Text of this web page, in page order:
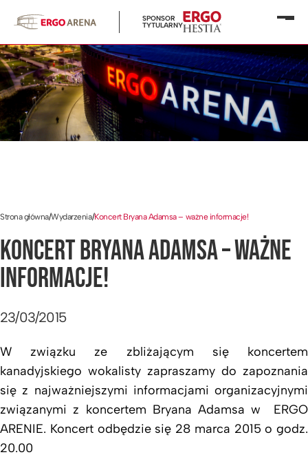
SPONSOR
TYTULARNY
Strona główna/Wydarzenia/Koncert Bryana Adamsa – ważne informacje!
KONCERT BRYANA ADAMSA – WAŻNE
INFORMACJE!
23/03/2015
W związku ze zbliżającym się koncertem
kanadyjskiego wokalisty zapraszamy do zapoznania
się z najważniejszymi informacjami organizacyjnymi
związanymi z koncertem Bryana Adamsa w ERGO
ARENIE. Koncert odbędzie się 28 marca 2015 o godz.
20.00